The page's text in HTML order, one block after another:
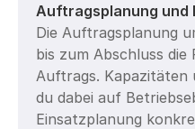
Auftragsplanung und
Die Auftragsplanung
bis zum Abschluss die
Auftrags. Kapazitäten
du dabei auf
Einsatzplanung